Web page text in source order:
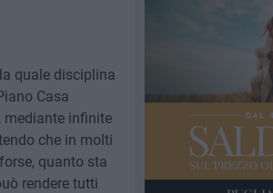
quale disciplina
Casa
mediante infinite
che in molti
quanto sta
rendere tutti